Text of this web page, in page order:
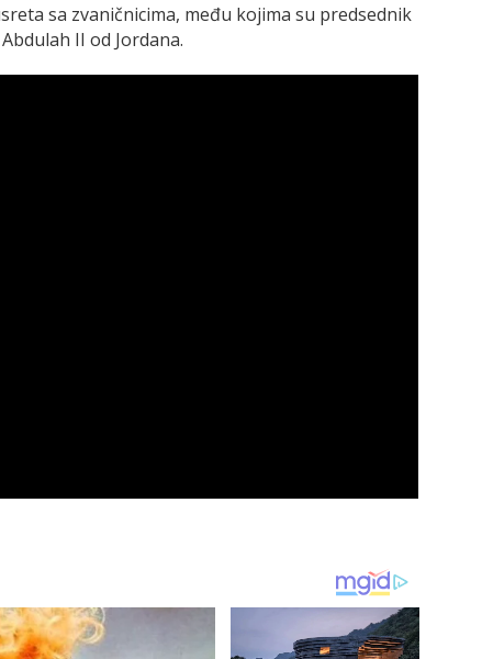
sa zvaničnicima, među kojima su predsednik
II od Jordana.